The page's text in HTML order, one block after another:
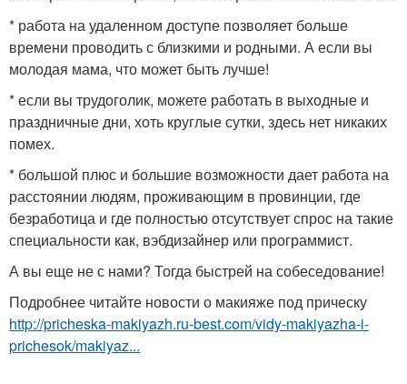
* работа на удаленном доступе позволяет больше
времени проводить с близкими и родными. А если вы
молодая мама, что может быть лучше!
* если вы трудоголик, можете работать в выходные и
праздничные дни, хоть круглые сутки, здесь нет никаких
помех.
* большой плюс и большие возможности дает работа на
расстоянии людям, проживающим в провинции, где
безработица и где полностью отсутствует спрос на такие
специальности как, вэбдизайнер или программист.
А вы еще не с нами? Тогда быстрей на собеседование!
Подробнее читайте новости о макияже под прическу
http://pricheska-makiyazh.ru-best.com/vidy-makiyazha-i-
prichesok/makiyaz...